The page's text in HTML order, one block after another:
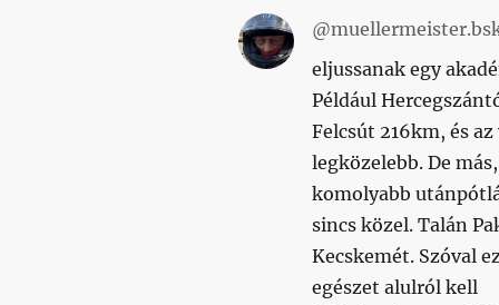
eljussanak egy
Például
Felcsút 216km, és az
legközelebb. De más,
komolyabb
sincs közel. Talán
Kecskemét. Szóval
egészet alulról kell